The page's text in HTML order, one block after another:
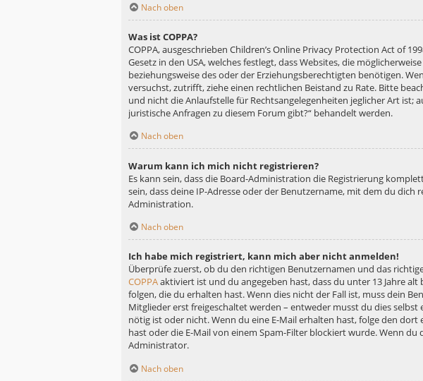
Nach oben
Was ist COPPA?
COPPA, ausgeschrieben Children’s Online Privacy Protection Act of
Gesetz in den USA, welches festlegt, dass Websites, die
beziehungsweise des oder der Erziehungsberechtigten benötigen.
versuchst, zutrifft, ziehe einen rechtlichen Beistand zu Rate. Bitte
und nicht die Anlaufstelle für Rechtsangelegenheiten jeglicher Art ist;
juristische Anfragen zu diesem Forum gibt?“ behandelt werden.
Nach oben
Warum kann ich mich nicht registrieren?
Es kann sein, dass die Board-Administration die Registrierung
sein, dass deine IP-Adresse oder der Benutzername, mit dem du
Administration.
Nach oben
Ich habe mich registriert, kann mich aber nicht anmelden!
Überprüfe zuerst, ob du den richtigen Benutzernamen und das
COPPAaktiviert ist und du angegeben hast, dass du unter 13 Jahre
folgen, die du erhalten hast. Wenn dies nicht der Fall ist, muss dein
Mitglieder erst freigeschaltet werden – entweder musst du dies
nötig ist oder nicht. Wenn du eine E-Mail erhalten hast, folge den
hast oder die E-Mail von einem Spam-Filter blockiert wurde. Wenn
Administrator.
Nach oben